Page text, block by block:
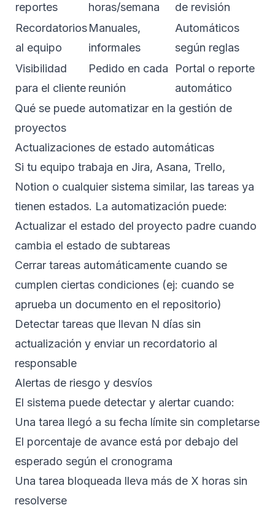
reportes
horas/semana
de revisión
Recordatorios
al equipo
Manuales,
informales
Automáticos
según reglas
Visibilidad
para el cliente
Pedido en cada
reunión
Portal o reporte
automático
Qué se puede automatizar en la gestión de
proyectos
Actualizaciones de estado automáticas
Si tu equipo trabaja en Jira, Asana, Trello,
Notion o cualquier sistema similar, las tareas ya
tienen estados. La automatización puede:
Actualizar el estado del proyecto padre cuando
cambia el estado de subtareas
Cerrar tareas automáticamente cuando se
cumplen ciertas condiciones (ej: cuando se
aprueba un documento en el repositorio)
Detectar tareas que llevan N días sin
actualización y enviar un recordatorio al
responsable
Alertas de riesgo y desvíos
El sistema puede detectar y alertar cuando:
Una tarea llegó a su fecha límite sin completarse
El porcentaje de avance está por debajo del
esperado según el cronograma
Una tarea bloqueada lleva más de X horas sin
resolverse